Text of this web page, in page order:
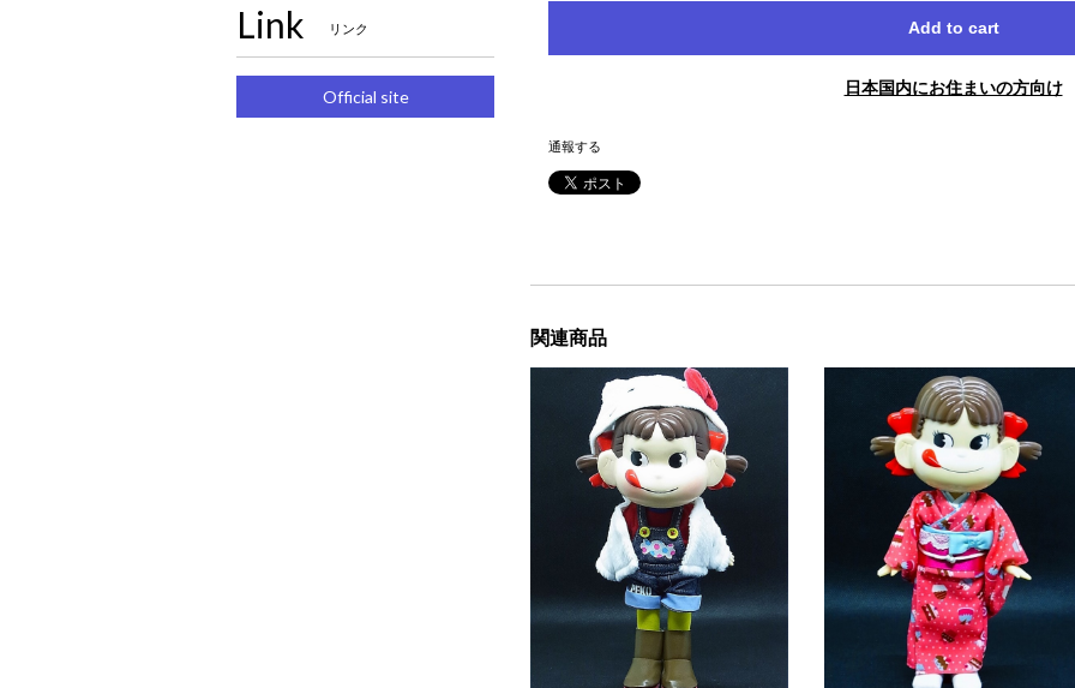
Add to cart
日本国内にお住まいの方向け
通報する
関連商品
Link リンク
Official site